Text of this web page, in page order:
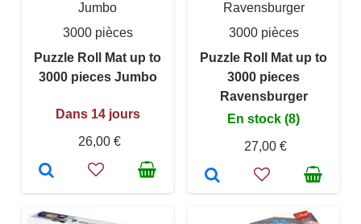
Jumbo
3000 pièces
Puzzle Roll Mat up to
3000 pieces Jumbo
Dans 14 jours
26,00 €
Ravensburger
3000 pièces
Puzzle Roll Mat up to
3000 pieces
Ravensburger
En stock (8)
27,00 €